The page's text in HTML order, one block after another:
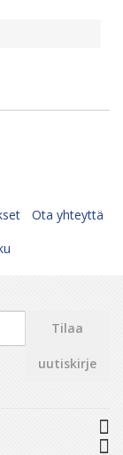
Ota yhteyttä
Tilaa
uutiskirje